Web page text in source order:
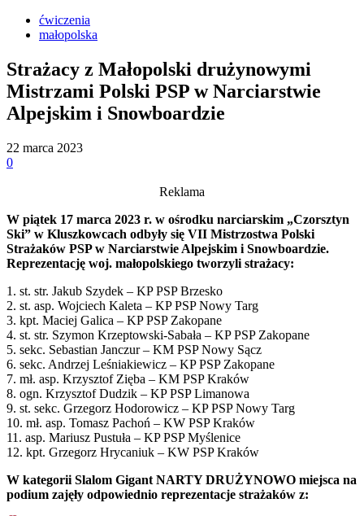
ćwiczenia
małopolska
Strażacy z Małopolski drużynowymi
Mistrzami Polski PSP w Narciarstwie
Alpejskim i Snowboardzie
22 marca 2023
0
Reklama
W piątek 17 marca 2023 r. w ośrodku narciarskim „Czorsztyn
Ski” w Kluszkowcach odbyły się VII Mistrzostwa Polski
Strażaków PSP w Narciarstwie Alpejskim i Snowboardzie.
Reprezentację woj. małopolskiego tworzyli strażacy:
1. st. str. Jakub Szydek – KP PSP Brzesko
2. st. asp. Wojciech Kaleta – KP PSP Nowy Targ
3. kpt. Maciej Galica – KP PSP Zakopane
4. st. str. Szymon Krzeptowski-Sabała – KP PSP Zakopane
5. sekc. Sebastian Janczur – KM PSP Nowy Sącz
6. sekc. Andrzej Leśniakiewicz – KP PSP Zakopane
7. mł. asp. Krzysztof Zięba – KM PSP Kraków
8. ogn. Krzysztof Dudzik – KP PSP Limanowa
9. st. sekc. Grzegorz Hodorowicz – KP PSP Nowy Targ
10. mł. asp. Tomasz Pachoń – KW PSP Kraków
11. asp. Mariusz Pustuła – KP PSP Myślenice
12. kpt. Grzegorz Hrycaniuk – KW PSP Kraków
W kategorii Slalom Gigant NARTY DRUŻYNOWO miejsca na
podium zajęły odpowiednio reprezentacje strażaków z: